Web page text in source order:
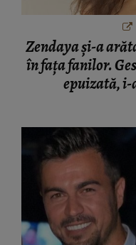
Zendaya și-a
în fața fanilor.
epuizată,